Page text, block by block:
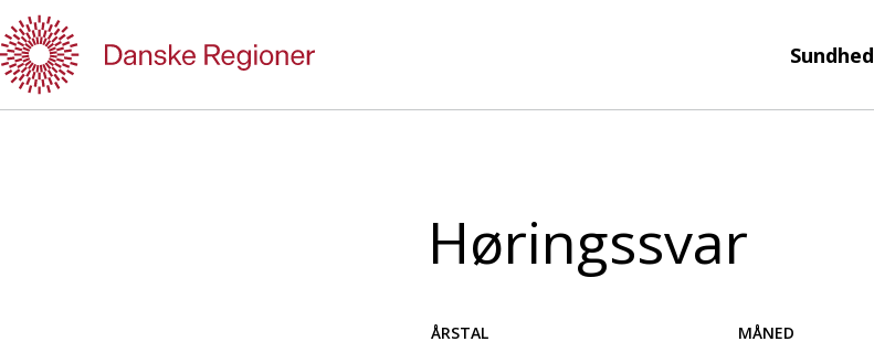
til
indhold
Sundhed
Høringssvar
ÅRSTAL MÅNED